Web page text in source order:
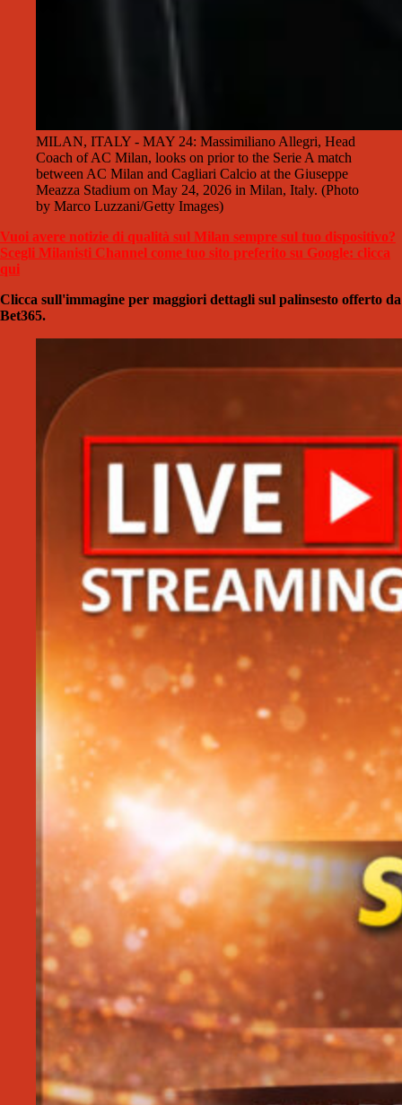
MILAN, ITALY - MAY 24: Massimiliano Allegri, Head
Coach of AC Milan, looks on prior to the Serie A match
between AC Milan and Cagliari Calcio at the Giuseppe
Meazza Stadium on May 24, 2026 in Milan, Italy. (Photo
by Marco Luzzani/Getty Images)
Vuoi avere notizie di qualità sul Milan sempre sul tuo dispositivo?
Scegli Milanisti Channel come tuo sito preferito su Google: clicca
qui
Clicca sull'immagine per maggiori dettagli sul palinsesto offerto da
Bet365.